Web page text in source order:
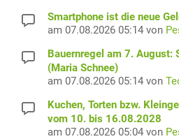
Smartphone ist die neue
am 07.08.2026 05:14 von
Bauernregel am 7. August:
(Maria Schnee)
am 07.08.2026 05:14 von
Kuchen, Torten bzw.
vom 10. bis 16.08.2028
am 07.08.2026 05:04 von